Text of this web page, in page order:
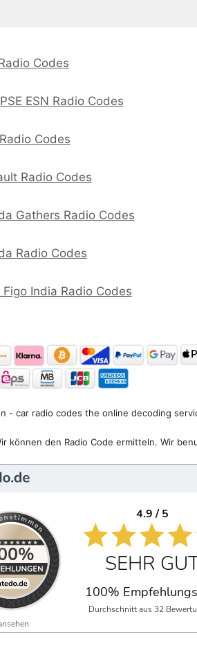
Codes
ESN Radio Codes
Codes
Radio Codes
Gathers Radio Codes
Radio Codes
Figo India Radio Codes
- car radio codes the online decoding
können den Radio Code ermitteln. Wir
4.9 / 5
SEHR
100%
Durchschnitt aus 32